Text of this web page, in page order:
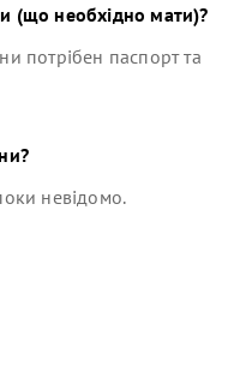
(що необхідно мати)?
потрібен паспорт та
?
невідомо.